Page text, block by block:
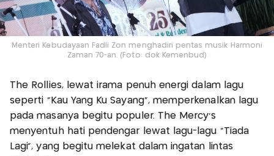
Menteri Kebudayaan Fadli Zon menghadiri pentas musik Harmoni
Zaman 70-an. (Foto: dok Kemenbud)
The Rollies, lewat irama penuh energi dalam lagu
seperti “Kau Yang Ku Sayang”, memperkenalkan lagu
pada masanya begitu populer. The Mercy’s
menyentuh hati pendengar lewat lagu-lagu “Tiada
Lagi”, yang begitu melekat dalam ingatan lintas